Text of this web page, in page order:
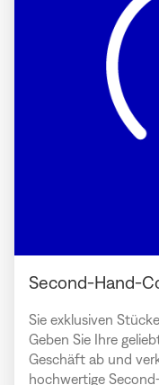
Second-Hand-
Sie exklusiven
Geben Sie Ihre
Geschäft ab und
hochwertige